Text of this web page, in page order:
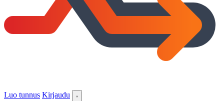
Luo tunnus Kirjaudu